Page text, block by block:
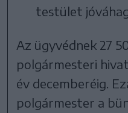
testület
Az ügyvédnek 27
polgármesteri
év decemberéig.
polgármester a